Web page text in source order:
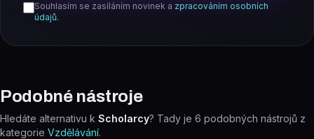
Souhlasím se zasíláním novinek a zpracováním osobních
údajů.
Podobné nástroje
Hledáte alternativu k Scholarcy? Tady je 6 podobných nástrojů z
kategorie Vzdělávání.